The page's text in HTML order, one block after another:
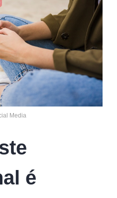
Media
é